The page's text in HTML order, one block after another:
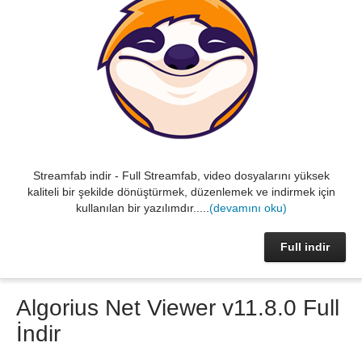
Streamfab indir - Full Streamfab, video dosyalarını yüksek
kaliteli bir şekilde dönüştürmek, düzenlemek ve indirmek için
kullanılan bir yazılımdır..... (devamını oku)
Full indir
Algorius Net Viewer v11.8.0 Full
İndir